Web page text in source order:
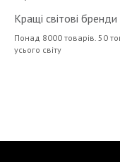
Кращі світові бренди
Понад 8000 товарів. 50
усього світу